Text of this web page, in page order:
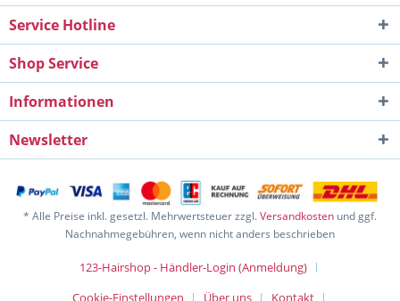
Service Hotline
Shop Service
Informationen
Newsletter
* Alle Preise inkl. gesetzl. Mehrwertsteuer zzgl.Versandkosten und ggf.
Nachnahmegebühren, wenn nicht anders beschrieben
123-Hairshop - Händler-Login (Anmeldung)
Cookie-Einstellungen
Über uns Kontakt